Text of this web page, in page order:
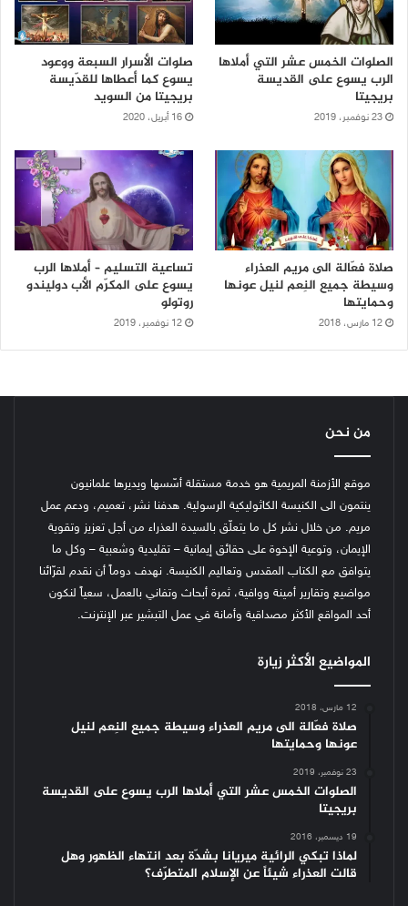
الصلوات الخمس عشر التي أملاها
الرب يسوع على القديسة
بريجيتا
23 نوفمبر، 2019
صلوات الأسرار السبعة ووعود
يسوع كما أعطاها للقدّيسة
بريجيتا من السويد
16 أبريل، 2020
صلاة فعّالة الى مريم العذراء
وسيطة جميع النِعم لنيل عونها
وحمايتها
12 مارس، 2018
تساعية التسليم – أملاها الرب
يسوع على المكرّم الأب دوليندو
روتولو
12 نوفمبر، 2019
من نحن
موقع الأزمنة المريمية هو خدمة مستقلة أسّسها ويديرها علمانيون
ينتمون الى الكنيسة الكاثوليكية الرسولية. هدفنا نشر، تعميم، ودعم عمل
مريم. من خلال نشر كل ما يتعلّق بالسيدة العذراء من أجل تعزيز وتقوية
الإيمان، وتوعية الإخوة على حقائق إيمانية – تقليدية وشعبية – وكل ما
يتوافق مع الكتاب المقدس وتعاليم الكنيسة. نهدف دوماً أن نقدم لقرّائنا
مواضيع وتقارير أمينة ووافية، ثمرة أبحاث وتفاني بالعمل، سعياً لنكون
أحد المواقع الأكثر مصداقية وأمانة في عمل التبشير عبر الإنترنت.
المواضيع الأكثر زيارة
12 مارس، 2018
صلاة فعّالة الى مريم العذراء وسيطة جميع النِعم لنيل
عونها وحمايتها
23 نوفمبر، 2019
الصلوات الخمس عشر التي أملاها الرب يسوع على القديسة
بريجيتا
19 ديسمبر، 2016
لماذا تبكي الرائية ميريانا بشدّة بعد انتهاء الظهور وهل
قالت العذراء شيئاً عن الإسلام المتطرّف؟